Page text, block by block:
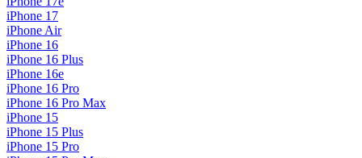
iPhone 17
iPhone Air
iPhone 16
iPhone 16 Plus
iPhone 16e
iPhone 16 Pro
iPhone 16 Pro Max
iPhone 15
iPhone 15 Plus
iPhone 15 Pro